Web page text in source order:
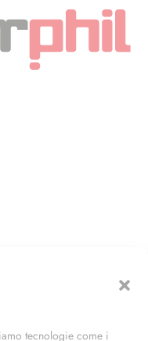
tecnologie come i
(MI)